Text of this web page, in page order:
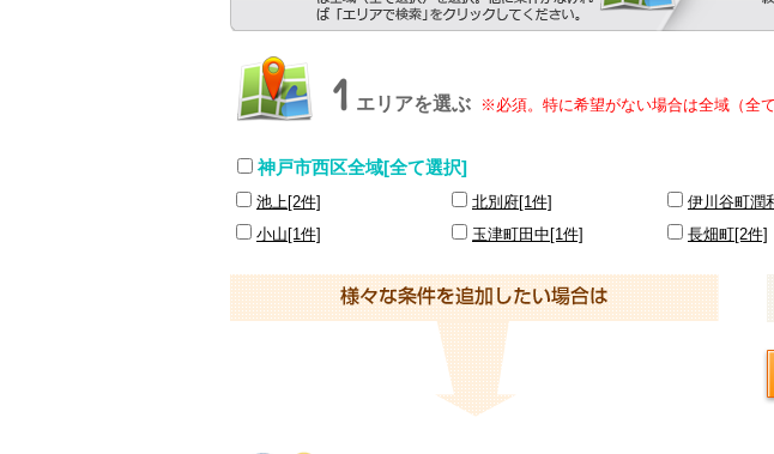
1 エリアを選ぶ ※必須。特に希望がない場合は全域（全
神戸市西区全域[全て選択]
池上[2件] 北別府[1件] 伊川谷町潤
小山[1件]
玉津町田中[1件] 長畑町[2件]